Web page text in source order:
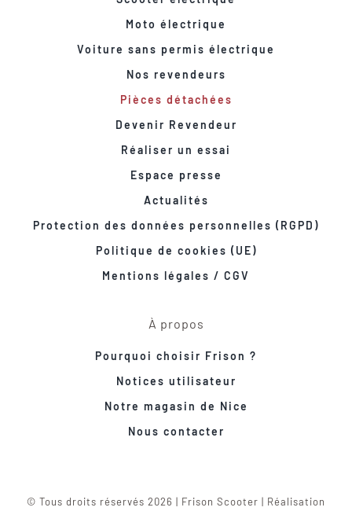
Moto électrique
Voiture sans permis électrique
Nos revendeurs
Pièces détachées
Devenir Revendeur
Réaliser un essai
Espace presse
Actualités
Protection des données personnelles (RGPD)
Politique de cookies (UE)
Mentions légales / CGV
À propos
Pourquoi choisir Frison ?
Notices utilisateur
Notre magasin de Nice
Nous contacter
© Tous droits réservés 2026 | Frison Scooter | Réalisation